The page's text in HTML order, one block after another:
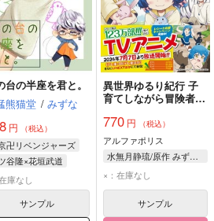
台の半座を君と。
熊猫堂 / みずな
円 （税込）
卍リベンジャーズ
谷隆×花垣武道
寺堅
武道
庫なし
サンプル
異世界ゆるり紀行 子
育てしながら冒険者し
770円 （税込）
アルファポリス
水無月静琉/原作 みずなともみ/漫画 やまかわ/キャラクター原案
×：在庫なし
サンプル